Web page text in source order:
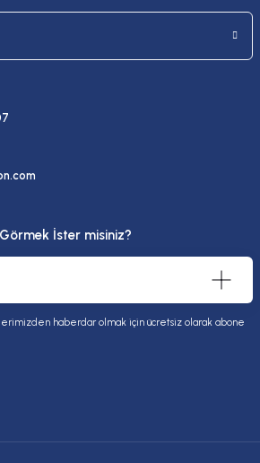
İster misiniz?
haberdar olmak için ücretsiz olarak abone